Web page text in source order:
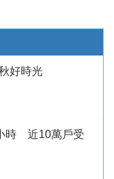
好時光
時 近10萬戶受